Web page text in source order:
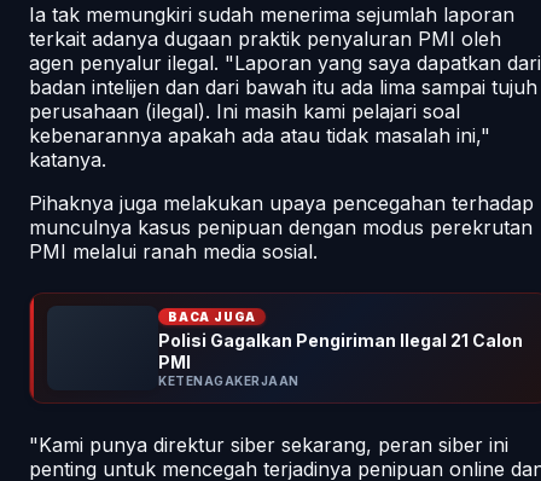
Ia tak memungkiri sudah menerima sejumlah laporan
terkait adanya dugaan praktik penyaluran PMI oleh
agen penyalur ilegal. "Laporan yang saya dapatkan dari
badan intelijen dan dari bawah itu ada lima sampai tujuh
perusahaan (ilegal). Ini masih kami pelajari soal
kebenarannya apakah ada atau tidak masalah ini,"
katanya.
Pihaknya juga melakukan upaya pencegahan terhadap
munculnya kasus penipuan dengan modus perekrutan
PMI melalui ranah media sosial.
BACA JUGA
Polisi Gagalkan Pengiriman Ilegal 21 Calon
PMI
KETENAGAKERJAAN
"Kami punya direktur siber sekarang, peran siber ini
penting untuk mencegah terjadinya penipuan online